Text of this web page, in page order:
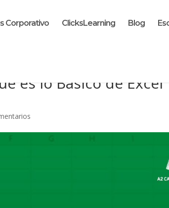
Corporativo ClicksLearning Blog
es lo Básico de Excel